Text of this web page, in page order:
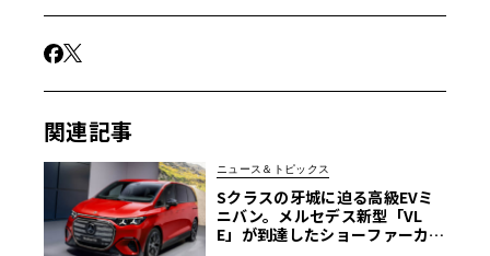
関連記事
ニュース＆トピックス
Sクラスの牙城に迫る高級EVミ
ニバン。メルセデス新型「VL
E」が到達したショーファーカー